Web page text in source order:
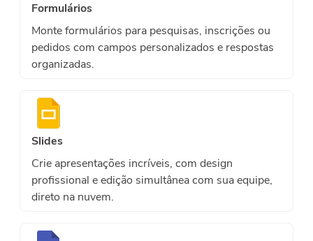
Formulários
Monte formulários para pesquisas, inscrições ou
pedidos com campos personalizados e respostas
organizadas.
Slides
Crie apresentações incríveis, com design
profissional e edição simultânea com sua equipe,
direto na nuvem.